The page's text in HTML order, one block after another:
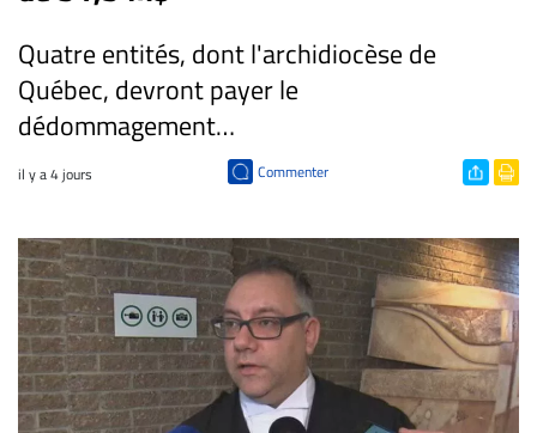
JURISTES
Offres
d'emploi
Formation
Continue
Métiers
CABINETS
ET
ENTREPRISES
Espace
entreprises
Quatre entités, dont l'archidiocèse de
Québec, devront payer le
dédommagement…
il y a 4 jours Commenter